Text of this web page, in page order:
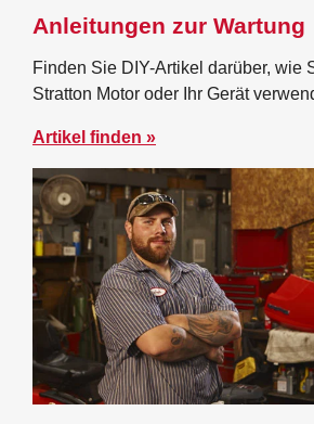
Anleitungen zur Wartung
Finden Sie DIY-Artikel darüber, wie
Stratton Motor oder Ihr Gerät
Artikel finden »